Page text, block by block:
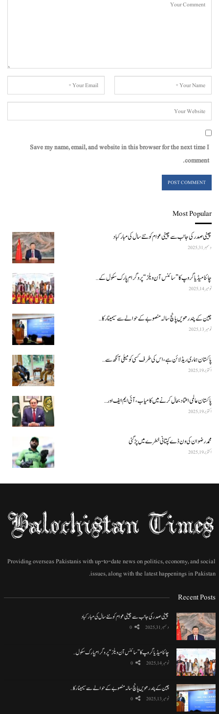
Save my name, email, and website in this browser for the next time I
comment.
Most Popular
چینی صدر کی جانب سے چینی عوام کو نئے سال کی مبارکباد
دسمبر 31, 2025
چائنا میڈیا گروپ کا ”سائنس آن ویلز“ پروگرام پارک سکول کے…
نومبر 14, 2025
چین کے پندرھویں پانچ سالہ منصوبے کے حوالے سے سیمینار کا…
نومبر 13, 2025
پاکستان ہماری ریڈ لائن ہے، اس کی طرف کسی کو میلی آنکھ سے…
اکتوبر 19, 2025
پاکستان عالمی اعتماد بحال کرنے میں کامیاب، آئی ایم ایف اور…
اکتوبر 19, 2025
محمد رضوان کی ون ڈے کپتانی خطرے میں پڑ گئی
اکتوبر 19, 2025
Providing overseas Pakistanis with up-to-date news on politics, economy, and social
issues, along with the latest happenings in Pakistan.
Recent Posts
چینی صدر کی جانب سے چینی عوام کو نئے سال کی مبارکباد
دسمبر 31, 2025 0
چائنا میڈیا گروپ کا ”سائنس آن ویلز“ پروگرام پارک سکول…
نومبر 14, 2025 0
چین کے پندرھویں پانچ سالہ منصوبے کے حوالے سے سیمینار کا…
نومبر 13, 2025 0